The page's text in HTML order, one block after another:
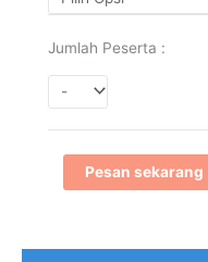
Jumlah Peserta :
Pesan sekarang